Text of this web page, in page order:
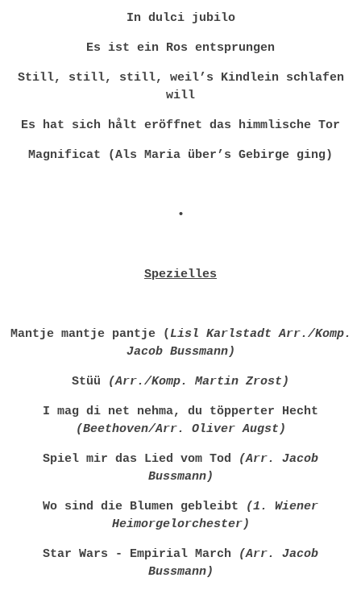
In dulci jubilo
Es ist ein Ros entsprungen
Still, still, still, weil’s Kindlein schlafen
will
Es hat sich hålt eröffnet das himmlische Tor
Magnificat (Als Maria über’s Gebirge ging)
•
Spezielles
Mantje mantje pantje ( Lisl Karlstadt Arr./Komp.
Jacob Bussmann)
Stüü (Arr./Komp. Martin Zrost)
I mag di net nehma, du töpperter Hecht
(Beethoven/Arr. Oliver Augst)
Spiel mir das Lied vom Tod (Arr. Jacob
Bussmann)
Wo sind die Blumen gebleibt (1. Wiener
Heimorgelorchester)
Star Wars - Empirial March
(Arr. Jacob
Bussmann)